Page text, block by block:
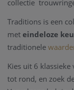
collectie
Traditions is een
met eindeloze
traditionele
Kies uit 6 klassieke
tot rond, en zoek